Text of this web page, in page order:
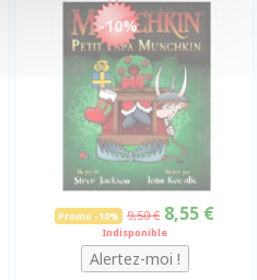
-10%
Promo -10% 9,50 € 8,55 €
Indisponible